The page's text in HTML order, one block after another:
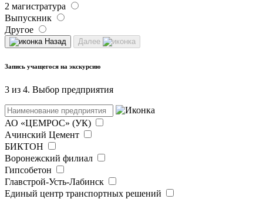
2 магистратура
Выпускник
Другое
Назад Далее
Запись учащегося на экскурсию
3 из 4. Выбор предприятия
АО «ЦЕМРОС» (УК)
Ачинский Цемент
БИКТОН
Воронежский филиал
Гипсобетон
Главстрой-Усть-Лабинск
Единый центр транспортных решений